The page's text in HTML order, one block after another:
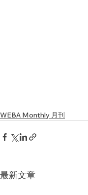
WEBA Monthly 月刊
最新文章